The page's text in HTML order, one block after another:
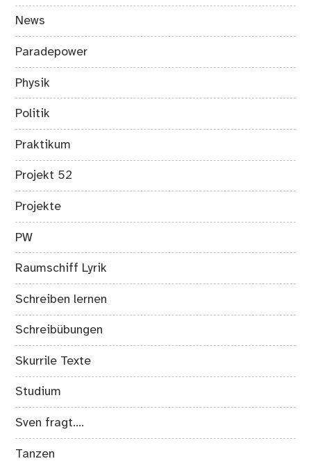
News
Paradepower
Physik
Politik
Praktikum
Projekt 52
Projekte
PW
Raumschiff Lyrik
Schreiben lernen
Schreibübungen
Skurrile Texte
Studium
Sven fragt….
Tanzen